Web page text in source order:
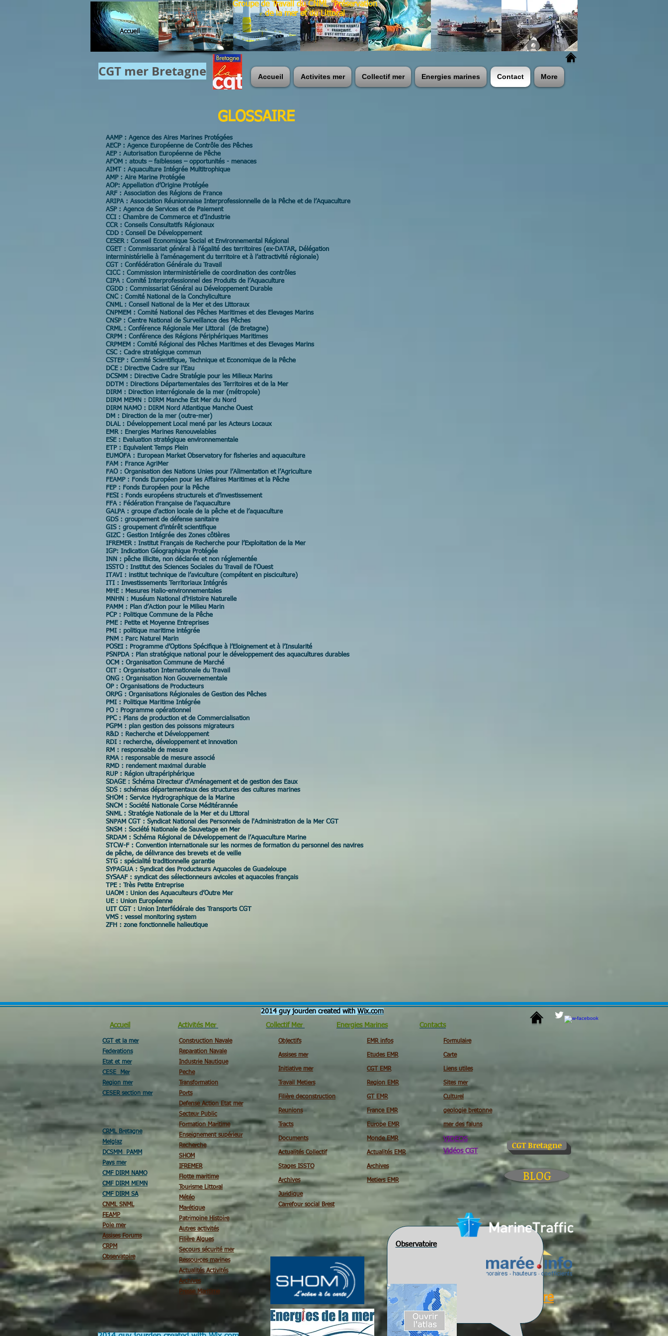
CGT mer​ Bretagne
Accueil
Accueil Activites mer Collectif mer Energies marines Contact More
Log In
Groupe de Travail du CNML "Préservation
de la mer et du Littoral
GLOSSAIRE
AAMP : Agence des Aires Marines Protégées
AECP : Agence Européenne de Contrôle des Pêches
AEP : Autorisation Européenne de Pêche
AFOM : atouts – faiblesses – opportunités - menaces
AIMT : Aquaculture Intégrée Multitrophique
AMP : Aire Marine Protégée
AOP: Appellation d’Origine Protégée
ARF : Association des Régions de France
ARIPA : Association Réunionnaise Interprofessionnelle de la Pêche et de l’Aquaculture
ASP : Agence de Services et de Paiement
CCI : Chambre de Commerce et d’Industrie
CCR : Conseils Consultatifs Régionaux
CDD : Conseil De Développement
CESER : Conseil Economique Social et Environnemental Régional
CGET : Commissariat général à l’égalité des territoires (ex-DATAR, Délégation
interministérielle à l’aménagement du territoire et à l’attractivité régionale)
CGT : Confédération Générale du Travail
CICC : Commission interministérielle de coordination des contrôles
CIPA : Comité Interprofessionnel des Produits de l’Aquaculture
CGDD : Commissariat Général au Développement Durable
CNC : Comité National de la Conchyliculture
CNML : Conseil National de la Mer et des Littoraux
CNPMEM : Comité National des Pêches Maritimes et des Elevages Marins
CNSP : Centre National de Surveillance des Pêches
CRML : Conférence Régionale Mer Littoral (de Bretagne)
CRPM : Conférence des Régions Périphériques Maritimes
CRPMEM : Comité Régional des Pêches Maritimes et des Elevages Marins
CSC : Cadre stratégique commun
CSTEP : Comité Scientifique, Technique et Economique de la Pêche
DCE : Directive Cadre sur l’Eau
DCSMM : Directive Cadre Stratégie pour les Milieux Marins
DDTM : Directions Départementales des Territoires et de la Mer
DIRM : Direction interrégionale de la mer (métropole)
DIRM MEMN : DIRM Manche Est Mer du Nord
DIRM NAMO : DIRM Nord Atlantique Manche Ouest
DM : Direction de la mer (outre-mer)
DLAL : Développement Local mené par les Acteurs Locaux
EMR : Energies Marines Renouvelables
ESE : Evaluation stratégique environnementale
ETP : Equivalent Temps Plein
EUMOFA : European Market Observatory for fisheries and aquaculture
FAM : France AgriMer
FAO : Organisation des Nations Unies pour l’Alimentation et l’Agriculture
FEAMP : Fonds Européen pour les Affaires Maritimes et la Pêche
FEP : Fonds Européen pour la Pêche
FESI : Fonds européens structurels et d’investissement
FFA : Fédération Française de l’aquaculture
GALPA : groupe d’action locale de la pêche et de l’aquaculture
GDS : groupement de défense sanitaire
GIS : groupement d’intérêt scientifique
GIZC : Gestion Intégrée des Zones côtières
IFREMER : Institut Français de Recherche pour l’Exploitation de la Mer
IGP: Indication Géographique Protégée
INN : pêche illicite, non déclarée et non réglementée
ISSTO : Institut des Sciences Sociales du Travail de l'Ouest
ITAVI : institut technique de l’aviculture (compétent en pisciculture)
ITI : Investissements Territoriaux Intégrés
MHE : Mesures Halio-environnementales
MNHN : Muséum National d’Histoire Naturelle
PAMM : Plan d’Action pour le Milieu Marin
PCP : Politique Commune de la Pêche
PME : Petite et Moyenne Entreprises
PMI : politique maritime intégrée
PNM : Parc Naturel Marin
POSEI : Programme d’Options Spécifique à l’Eloignement et à l’Insularité
PSNPDA : Plan stratégique national pour le développement des aquacultures durables
OCM : Organisation Commune de Marché
OIT : Organisation Internationale du Travail
ONG : Organisation Non Gouvernementale
OP : Organisations de Producteurs
ORPG : Organisations Régionales de Gestion des Pêches
PMI : Politique Maritime Intégrée
PO : Programme opérationnel
PPC : Plans de production et de Commercialisation
PGPM : plan gestion des poissons migrateurs
R&D : Recherche et Développement
RDI : recherche, développement et innovation
RM : responsable de mesure
RMA : responsable de mesure associé
RMD : rendement maximal durable
RUP : Région ultrapériphérique
SDAGE : Schéma Directeur d’Aménagement et de gestion des Eaux
SDS : schémas départementaux des structures des cultures marines
SHOM : Service Hydrographique de la Marine
SNCM : Société Nationale Corse Méditérannée
SNML : Stratégie Nationale de la Mer et du Littoral
SNPAM CGT : Syndicat National des Personnels de l'Administration de la Mer CGT
SNSM : Société Nationale de Sauvetage en Mer
SRDAM : Schéma Régional de Développement de l’Aquaculture Marine
STCW-F : Convention internationale sur les normes de formation du personnel des navires
de pêche, de délivrance des brevets et de veille
STG : spécialité traditionnelle garantie
SYPAGUA : Syndicat des Producteurs Aquacoles de Guadeloupe
SYSAAF : syndicat des sélectionneurs avicoles et aquacoles français
TPE : Très Petite Entreprise
UAOM : Union des Aquaculteurs d’Outre Mer
UE : Union Européenne
UIT CGT : Union Interfédérale des Transports CGT
VMS : vessel monitoring system
ZFH : zone fonctionnelle halieutique
2014 guy jourden created with Wix.com
Accueil
Activités Mer Collectif Mer Energies Marines Contacts
CGT Bretagne
CGT et la mer
Federations
Etat et mer
CESE Mer
Region mer
CESER section mer
CRML Bretagne
Melglaz
DCSMM PAMM
Pays mer
CMF DIRM NAMO
CMF DIRM MEMN
CMF DIRM SA
CNML SNML
FEAMP
Pole mer
Assises Forums
CRPM
Observatoire
Construction Navale
Reparation Navale
Industrie Nautique
Peche
Transformation
Ports
Defense Action Etat mer
Secteur Public
Formation Maritime
Enseignement supérieur
Recherche
SHOM
IFREMER
Flotte maritime
Tourisme Littoral
Météo
Marétique
Patrimoine Histoire
Autres activités
Filière Algues
Secours sécurité mer
Ressources marines
Actualités Activités
Archives
Presse Maritime
Objectifs
Assises mer
Initiative mer
Travail Metiers
Filière deconstruction
Reunions
Tracts
Documents
Actualités Collectif
Stages ISSTO
Archives
Juridique
Carrefour social Brest
EMR infos
Etudes EMR
CGT EMR
Region EMR
GT EMR
France EMR
Europe EMR
Monde EMR
Actualités EMR
Archives
Metiers EMR
Formulaire
Carte
Liens utiles
Sites mer
Culturel
geologie bretonne
mer des faluns
VIDEOS
Vidéos CGT
BLOG
Glossaire
Observatoire